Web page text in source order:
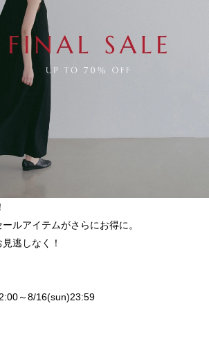
ルアイテムがさらにお得に。
逃しなく！
～8/16(sun)23:59